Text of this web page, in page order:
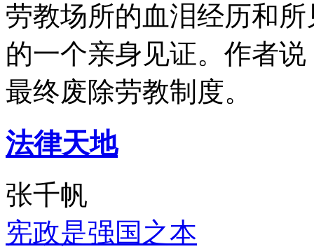
劳教场所的血泪经历和
的一个亲身见证。作者
最终废除劳教制度。
法律天地
张千帆
宪政是强国之本